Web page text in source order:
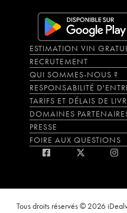
ESTIMATION VIN
RECRUTEMENT
QUI SOMMES-NOUS ?
RESPONSABILITÉ
TARIFS ET DÉLAIS DE
DOMAINES
PRESSE
FOIRE AUX QUESTIONS
Tous droits réservés © 2026